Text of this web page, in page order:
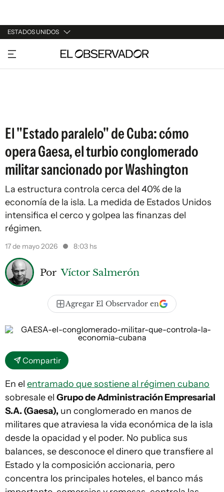
ESTADOS UNIDOS
URUGUAY
ARGENTINA
El "Estado paralelo" de Cuba: cómo
opera Gaesa, el turbio conglomerado
militar sancionado por Washington
La estructura controla cerca del 40% de la
economía de la isla. La medida de Estados Unidos
intensifica el cerco y golpea las finanzas del
régimen.
17 de mayo 2026 8:03 hs
Por Víctor Salmerón
Agregar El Observador en
Compartir
En el entramado que sostiene al régimen cubano
sobresale el Grupo de Administración Empresarial
S.A. (Gaesa), un conglomerado en manos de
militares que atraviesa la vida económica de la isla
desde la opacidad y el poder. No publica sus
balances, se desconoce el dinero que transfiere al
Estado y la composición accionaria, pero
concentra los principales hoteles, el banco más